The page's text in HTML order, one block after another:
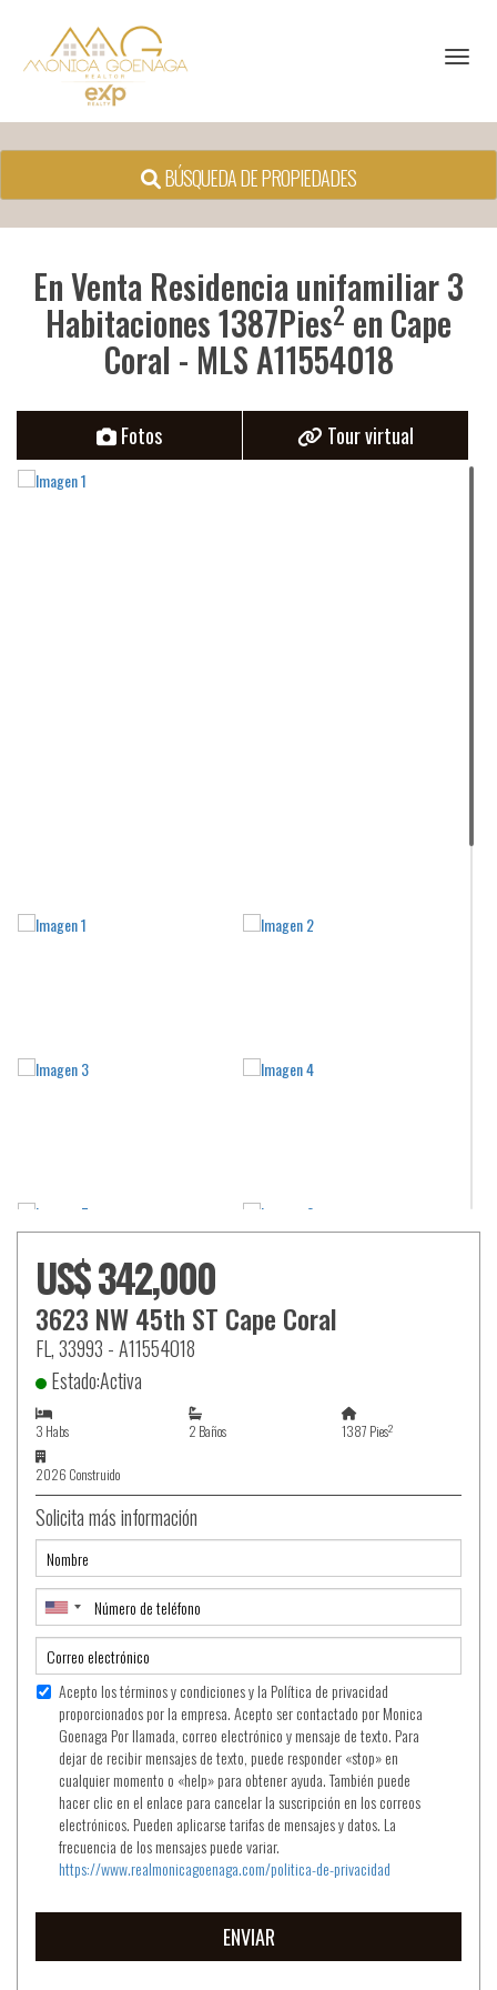
BÚSQUEDA DE PROPIEDADES
En Venta Residencia unifamiliar 3
Habitaciones 1387Pies2 en Cape
Coral - MLS A11554018
Fotos Tour virtual
US$ 342,000
3623 NW 45th ST Cape Coral
FL, 33993 - A11554018
Estado:Activa
3 Habs 2 Baños 1387 Pies2
2026 Construido
Solicita más información
Acepto los términos y condiciones y la Política de privacidad
proporcionados por la empresa. Acepto ser contactado por Monica
Goenaga Por llamada, correo electrónico y mensaje de texto. Para
dejar de recibir mensajes de texto, puede responder «stop» en
cualquier momento o «help» para obtener ayuda. También puede
hacer clic en el enlace para cancelar la suscripción en los correos
electrónicos. Pueden aplicarse tarifas de mensajes y datos. La
frecuencia de los mensajes puede variar.
https://www.realmonicagoenaga.com/politica-de-privacidad
ENVIAR